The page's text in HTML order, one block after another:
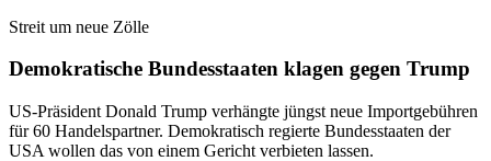
Streit um neue Zölle
Demokratische Bundesstaaten klagen gegen Trump
US-Präsident Donald Trump verhängte jüngst neue Importgebühren
für 60 Handelspartner. Demokratisch regierte Bundesstaaten der
USA wollen das von einem Gericht verbieten lassen.